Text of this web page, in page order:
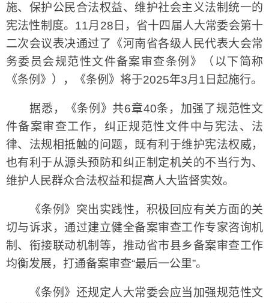
施、保护公民合法权益、维护社会主义法制统一的
宪法性制度。11月28日，省十四届人大常委会第十
二次会议表决通过了《河南省各级人民代表大会常
务委员会规范性文件备案审查条例》（以下简称
《条例》），《条例》将于2025年3月1日起施行。
据悉，《条例》共6章40条，加强了规范性文
件备案审查工作，纠正规范性文件中与宪法、法
律、法规相抵触的问题，既有利于维护宪法权威，
也有利于从源头预防和纠正制定机关的不当行为、
维护人民群众合法权益和提高人大监督实效。
《条例》突出实践性，积极回应有关方面的关
切与诉求，通过建立健全备案审查工作专家咨询机
制、衔接联动机制等，推动省市县乡备案审查工作
均衡发展，打通备案审查“最后一公里”。
《条例》还规定人大常委会应当加强规范性文